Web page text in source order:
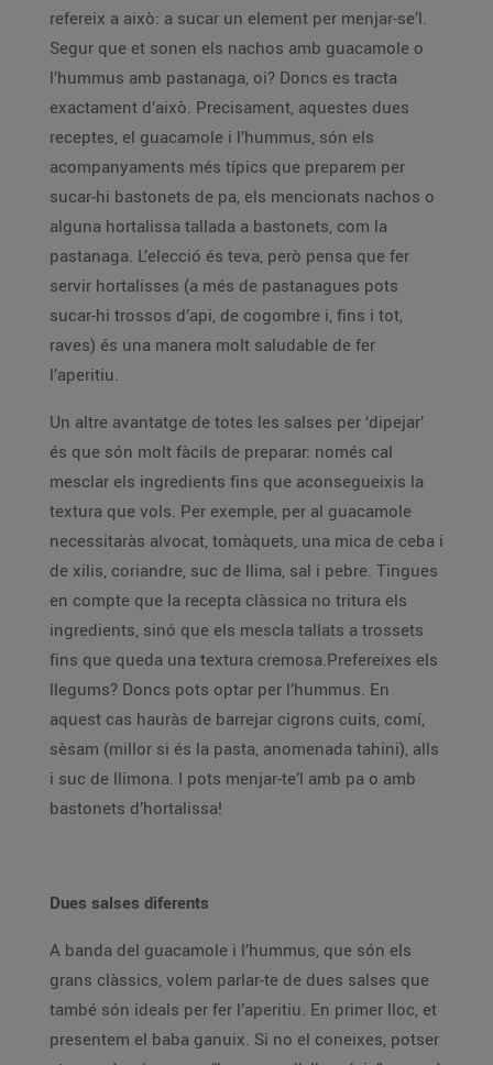
refereix a això: a sucar un element per menjar-se’l.
Segur que et sonen els nachos amb guacamole o
l’hummus amb pastanaga, oi? Doncs es tracta
exactament d’això. Precisament, aquestes dues
receptes, el guacamole i l’hummus, són els
acompanyaments més típics que preparem per
sucar-hi bastonets de pa, els mencionats nachos o
alguna hortalissa tallada a bastonets, com la
pastanaga. L’elecció és teva, però pensa que fer
servir hortalisses (a més de pastanagues pots
sucar-hi trossos d’api, de cogombre i, fins i tot,
raves) és una manera molt saludable de fer
l’aperitiu.
Un altre avantatge de totes les salses per ‘dipejar’
és que són molt fàcils de preparar: només cal
mesclar els ingredients fins que aconsegueixis la
textura que vols. Per exemple, per al guacamole
necessitaràs alvocat, tomàquets, una mica de ceba i
de xilis, coriandre, suc de llima, sal i pebre. Tingues
en compte que la recepta clàssica no tritura els
ingredients, sinó que els mescla tallats a trossets
fins que queda una textura cremosa.Prefereixes els
llegums? Doncs pots optar per l’hummus. En
aquest cas hauràs de barrejar cigrons cuits, comí,
sèsam (millor si és la pasta, anomenada tahini), alls
i suc de llimona. I pots menjar-te’l amb pa o amb
bastonets d’hortalissa!
Dues salses diferents
A banda del guacamole i l’hummus, que són els
grans clàssics, volem parlar-te de dues salses que
també són ideals per fer l’aperitiu. En primer lloc, et
presentem el baba ganuix. Si no el coneixes, potser